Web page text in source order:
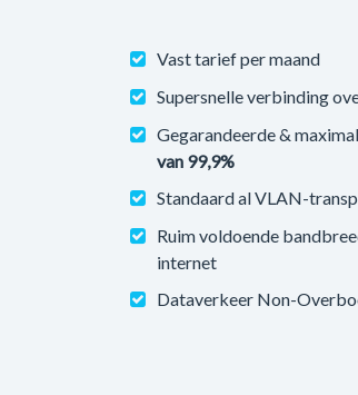
Vast tarief per maand
Supersnelle verbinding
Gegarandeerde &
van 99,9%
Standaard al VLAN-
Ruim voldoende
internet
Dataverkeer Non-